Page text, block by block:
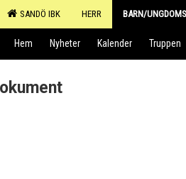
SANDÖ IBK HERR BARN/
Hem Nyheter Kalender Truppen